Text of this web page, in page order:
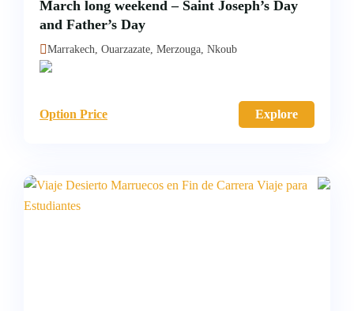
March long weekend – Saint Joseph’s Day
and Father’s Day
Marrakech, Ouarzazate, Merzouga, Nkoub
Option Price Explore